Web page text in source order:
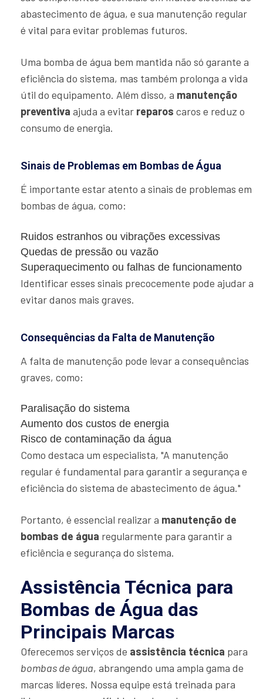
abastecimento de água, e sua manutenção regular
é vital para evitar problemas futuros.
Uma bomba de água bem mantida não só garante a
eficiência do sistema, mas também prolonga a vida
útil do equipamento. Além disso, a manutenção
preventiva ajuda a evitar reparos caros e reduz o
consumo de energia.
Sinais de Problemas em Bombas de Água
É importante estar atento a sinais de problemas em
bombas de água, como:
Ruidos estranhos ou vibrações excessivas
Quedas de pressão ou vazão
Superaquecimento ou falhas de funcionamento
Identificar esses sinais precocemente pode ajudar a
evitar danos mais graves.
Consequências da Falta de Manutenção
A falta de manutenção pode levar a consequências
graves, como:
Paralisação do sistema
Aumento dos custos de energia
Risco de contaminação da água
Como destaca um especialista, "A manutenção
regular é fundamental para garantir a segurança e
eficiência do sistema de abastecimento de água."
Portanto, é essencial realizar a manutenção de
bombas de água regularmente para garantir a
eficiência e segurança do sistema.
Assistência Técnica para
Bombas de Água das
Principais Marcas
Oferecemos serviços de assistência técnica para
bombas de água, abrangendo uma ampla gama de
marcas líderes. Nossa equipe está treinada para